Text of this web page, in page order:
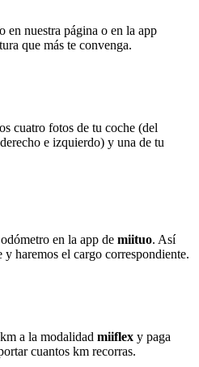
nuestra página o en la app
que más te convenga.
cuatro fotos de tu coche (del
e izquierdo) y una de tu
en la app de miituo. Así
y haremos el cargo correspondiente.
a la modalidad miiflex y paga
cuantos km recorras.